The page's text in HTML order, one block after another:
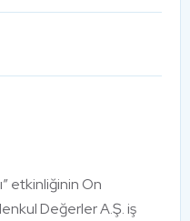
etkinliğinin On
Değerler A.Ş. iş